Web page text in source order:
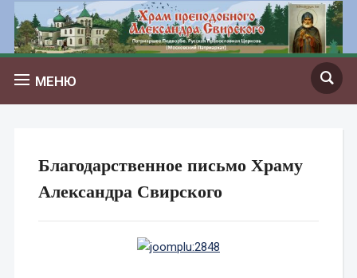
МЕНЮ
Благодарственное письмо Храму
Александра Свирского